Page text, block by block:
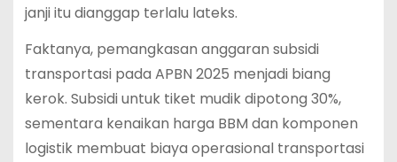
janji itu dianggap terlalu lateks.
Faktanya, pemangkasan anggaran subsidi
transportasi pada APBN 2025 menjadi biang
kerok. Subsidi untuk tiket mudik dipotong 30%,
sementara kenaikan harga BBM dan komponen
logistik membuat biaya operasional transportasi